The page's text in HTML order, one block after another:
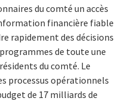
du comté un accès
financière fiable
rapidement des décisions
de toute une
du comté. Le
processus opérationnels
de 17 milliards de